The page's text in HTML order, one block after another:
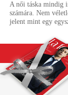
A női táska mindig
számára. Nem
jelent mint egy